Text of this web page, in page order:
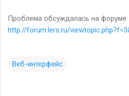
Проблема обсуждалась на форуме
http://forum.lers.ru/
Веб-интерфейс